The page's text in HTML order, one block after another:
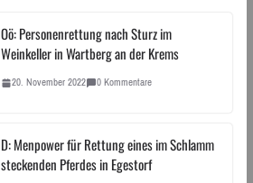
Oö: Personenrettung nach Sturz im
Weinkeller in Wartberg an der Krems
20. November 2022 0 Kommentare
D: Menpower für Rettung eines im Schlamm
steckenden Pferdes in Egestorf